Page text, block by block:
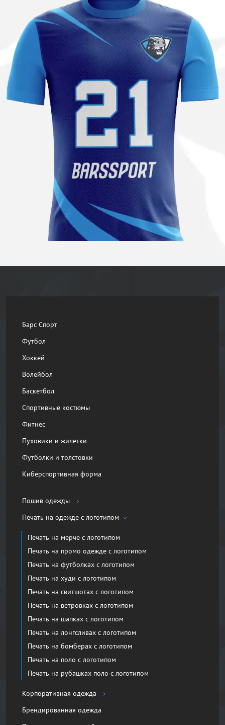
Барс Спорт
Футбол
Хоккей
Волейбол
Баскетбол
Спортивные костюмы
Фитнес
Пуховики и жилетки
Футболки и толстовки
Киберспортивная форма
Пошив одежды
Печать на одежде с логотипом
Печать на мерче с логотипом
Печать на промо одежде с логотипом
Печать на футболках с логотипом
Печать на худи с логотипом
Печать на свитшотах с логотипом
Печать на ветровках с логотипом
Печать на шапках с логотипом
Печать на лонгсливах с логотипом
Печать на бомберах с логотипом
Печать на поло с логотипом
Печать на рубашках поло с логотипом
Корпоративная одежда
Брендированная одежда